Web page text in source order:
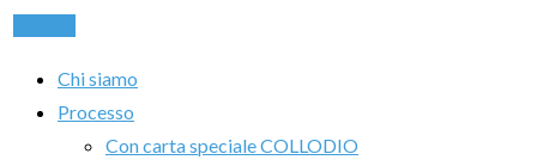
Chi siamo
Processo
Con carta speciale COLLODIO